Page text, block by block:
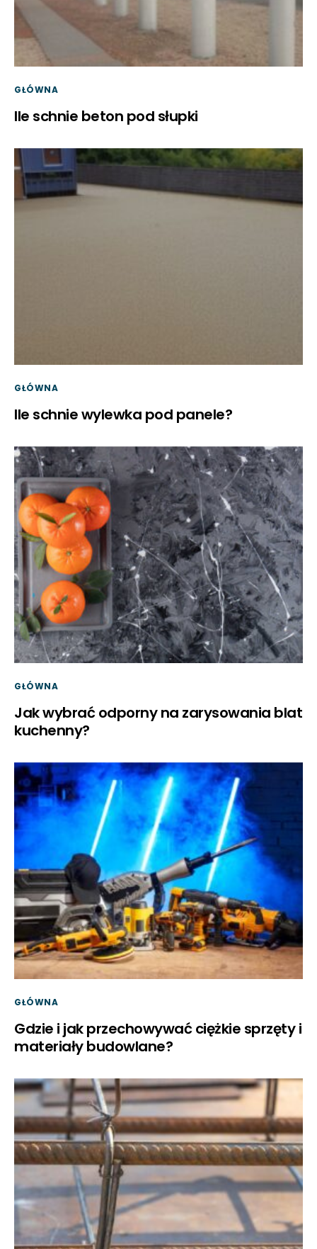
GŁÓWNA
Ile schnie beton pod słupki
GŁÓWNA
Ile schnie wylewka pod panele?
GŁÓWNA
Jak wybrać odporny na zarysowania blat
kuchenny?
GŁÓWNA
Gdzie i jak przechowywać ciężkie sprzęty i
materiały budowlane?